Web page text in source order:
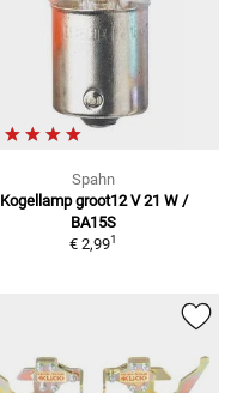
Spahn
Kogellamp groot12 V 21 W /
BA15S
€ 2,991